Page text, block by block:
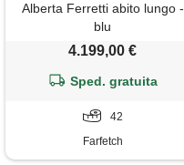
Alberta Ferretti abito lungo -
blu
4.199,00 €
Sped. gratuita
42
Farfetch